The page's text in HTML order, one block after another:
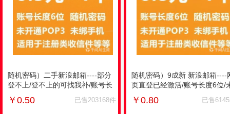
随机密码）二手新浪邮箱----部分
登不上/登不上的可找我补/账号长
机/com结尾
￥ 0.50 已售203168件
随机密码）9成新 新浪邮箱----
页直登已经激活/账号长度6位/
￥0.80 已售